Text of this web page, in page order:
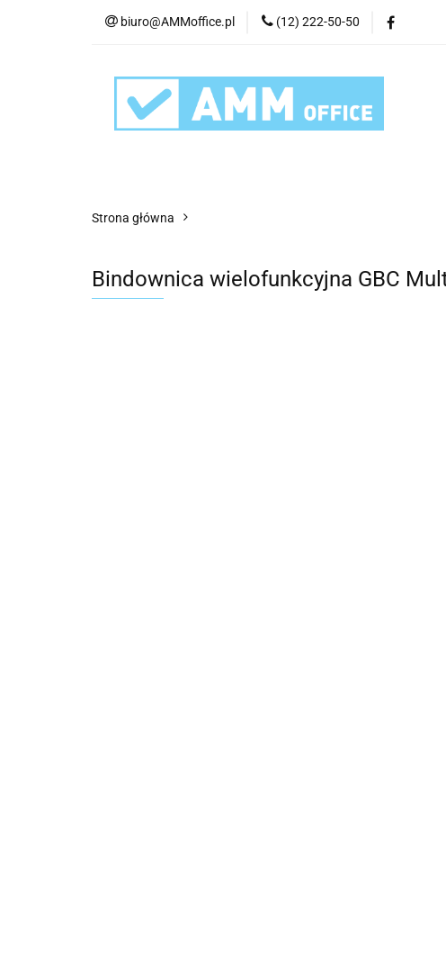
biuro@AMMoffice.pl (12) 222-50-50
Kategorie Artykuły
Urządzenia i eksploatacja
Strona główna
Bindownica wielofunkcyjna GBC